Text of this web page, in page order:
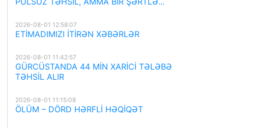
2026-08-01 12:58:07
ETİMADIMIZI İTİRƏN XƏBƏRLƏR
2026-08-01 11:42:57
GÜRCÜSTANDA 44 MİN XARİCİ TƏLƏBƏ
TƏHSİL ALIR
2026-08-01 11:15:08
ÖLÜM – DÖRD HƏRFLİ HƏQİQƏT